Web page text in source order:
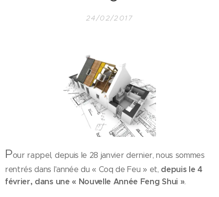
24/02/2017
Pour rappel, depuis le 28 janvier dernier, nous sommes
rentrés dans l'année du « Coq de Feu » et, depuis le 4
février, dans une « Nouvelle Année Feng Shui ».